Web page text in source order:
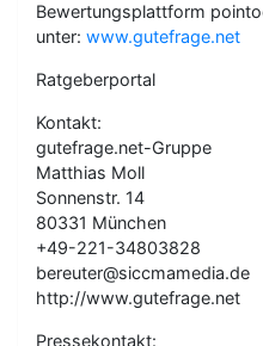
Bewertungsplattform
unter: www.gutefrage.net
Ratgeberportal
Kontakt:
gutefrage.net-Gruppe
Matthias Moll
Sonnenstr. 14
80331 München
+49-221-34803828
bereuter@siccmamedia.de
http://www.gutefrage.net
Pressekontakt: